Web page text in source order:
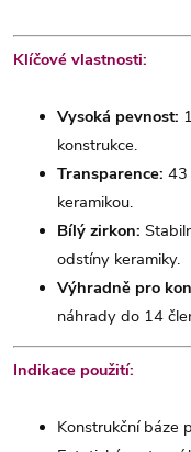
Klíčové vlastnosti:
Vysoká pevnost:
konstrukce.
Transparence: 43
keramikou.
Bílý zirkon:
odstíny keramiky.
Výhradně pro
náhrady do 14
Indikace použití:
Konstrukční báze